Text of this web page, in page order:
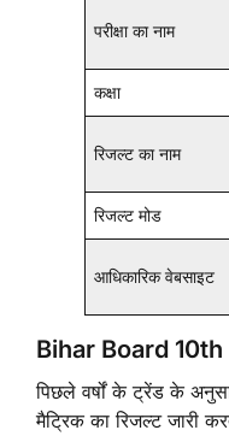
परीक्षा का नाम
कक्षा
रिजल्ट का नाम
रिजल्ट मोड
आधिकारिक वेबसाइट
Bihar Board
पिछले वर्षों के ट्रेंड के
मैट्रिक का रिजल्ट जारी